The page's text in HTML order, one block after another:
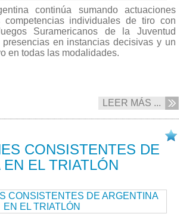
continúa sumando actuaciones
individuales de tiro con
Suramericanos de la Juventud
en instancias decisivas y un
en todas las modalidades.
LEER MÁS ...
CONSISTENTES DE
EL TRIATLÓN